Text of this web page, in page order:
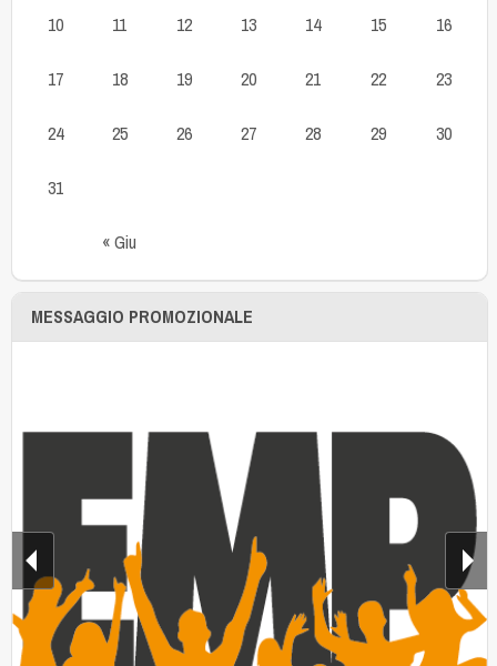
« Giu
10 11 12 13 14 15 16
17 18 19 20 21 22 23
24 25 26 27 28 29 30
31
MESSAGGIO PROMOZIONALE